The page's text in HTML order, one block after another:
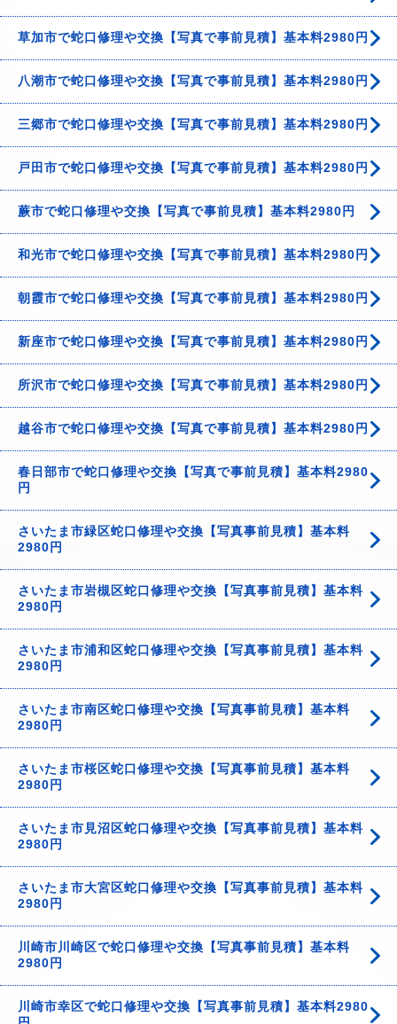
草加市で蛇口修理や交換【写真で事前見積】基本料2980円
八潮市で蛇口修理や交換【写真で事前見積】基本料2980円
三郷市で蛇口修理や交換【写真で事前見積】基本料2980円
戸田市で蛇口修理や交換【写真で事前見積】基本料2980円
蕨市で蛇口修理や交換【写真で事前見積】基本料2980円
和光市で蛇口修理や交換【写真で事前見積】基本料2980円
朝霞市で蛇口修理や交換【写真で事前見積】基本料2980円
新座市で蛇口修理や交換【写真で事前見積】基本料2980円
所沢市で蛇口修理や交換【写真で事前見積】基本料2980円
越谷市で蛇口修理や交換【写真で事前見積】基本料2980円
春日部市で蛇口修理や交換【写真で事前見積】基本料2980
円
さいたま市緑区蛇口修理や交換【写真事前見積】基本料
2980円
さいたま市岩槻区蛇口修理や交換【写真事前見積】基本料
2980円
さいたま市浦和区蛇口修理や交換【写真事前見積】基本料
2980円
さいたま市南区蛇口修理や交換【写真事前見積】基本料
2980円
さいたま市桜区蛇口修理や交換【写真事前見積】基本料
2980円
さいたま市見沼区蛇口修理や交換【写真事前見積】基本料
2980円
さいたま市大宮区蛇口修理や交換【写真事前見積】基本料
2980円
川崎市川崎区で蛇口修理や交換【写真事前見積】基本料
2980円
川崎市幸区で蛇口修理や交換【写真事前見積】基本料2980